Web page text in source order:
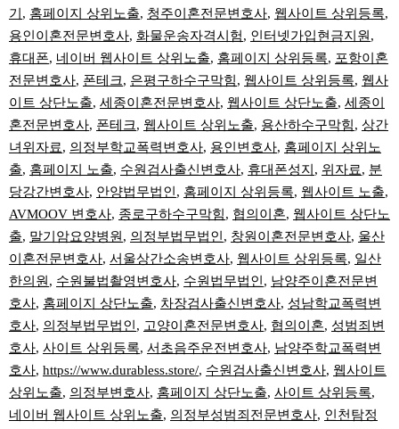
기 , 홈페이지 상위노출, 청주이혼전문변호사, 웹사이트 상위등록,
용인이혼전문변호사, 화물운송자격시험, 인터넷가입현금지원 ,
휴대폰, 네이버 웹사이트 상위노출, 홈페이지 상위등록, 포항이혼
전문변호사, 폰테크, 은평구하수구막힘, 웹사이트 상위등록, 웹사
이트 상단노출, 세종이혼전문변호사, 웹사이트 상단노출, 세종이
혼전문변호사, 폰테크, 웹사이트 상위노출, 용산하수구막힘, 상간
녀위자료, 의정부학교폭력변호사, 용인변호사, 홈페이지 상위노
출, 홈페이지 노출, 수원검사출신변호사, 휴대폰성지 , 위자료, 분
당강간변호사, 안양법무법인 , 홈페이지 상위등록, 웹사이트 노출,
AVMOOV 변호사, 종로구하수구막힘, 협의이혼, 웹사이트 상단노
출, 말기암요양병원 , 의정부법무법인 , 창원이혼전문변호사, 울산
이혼전문변호사, 서울상간소송변호사, 웹사이트 상위등록, 일산
한의원 , 수원불법촬영변호사, 수원법무법인 , 남양주이혼전문변
호사, 홈페이지 상단노출, 차장검사출신변호사, 성남학교폭력변
호사, 의정부법무법인 , 고양이혼전문변호사, 협의이혼, 성범죄변
호사, 사이트 상위등록, 서초음주운전변호사, 남양주학교폭력변
호사, https://www.durabless.store/, 수원검사출신변호사, 웹사이트
상위노출, 의정부변호사, 홈페이지 상단노출, 사이트 상위등록,
네이버 웹사이트 상위노출, 의정부성범죄전문변호사, 인천탐정